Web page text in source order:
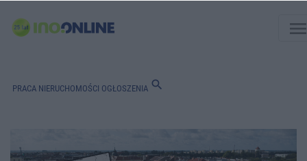
PRACA NIERUCHOMOŚCI OGŁOSZENIA search